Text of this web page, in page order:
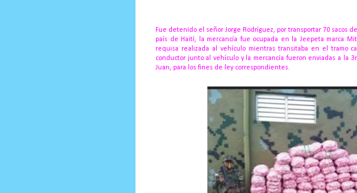
Fue detenido el señor Jorge Rodríguez, por transportar 70 sacos
país de Haití, la mercancía fue ocupada en la Jeepeta marca
requisa realizada al vehículo mientras transitaba en el tramo
conductor junto al vehículo y la mercancía fueron enviadas a la
Juan, para los fines de ley correspondientes.